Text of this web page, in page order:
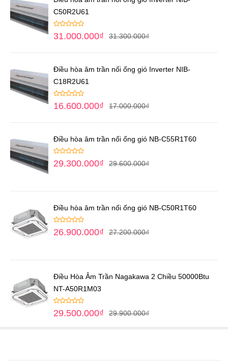
C50R2U61
31.300.000₫
31.000.000₫
Điều hòa âm trần nối ống gió Inverter NIB-
C18R2U61
17.000.000₫
16.600.000₫
Điều hòa âm trần nối ống gió NB-C55R1T60
29.600.000₫
29.300.000₫
Điều hòa âm trần nối ống gió NB-C50R1T60
27.200.000₫
26.900.000₫
Điều Hòa Âm Trần Nagakawa 2 Chiều 50000Btu
NT-A50R1M03
29.900.000₫
29.500.000₫